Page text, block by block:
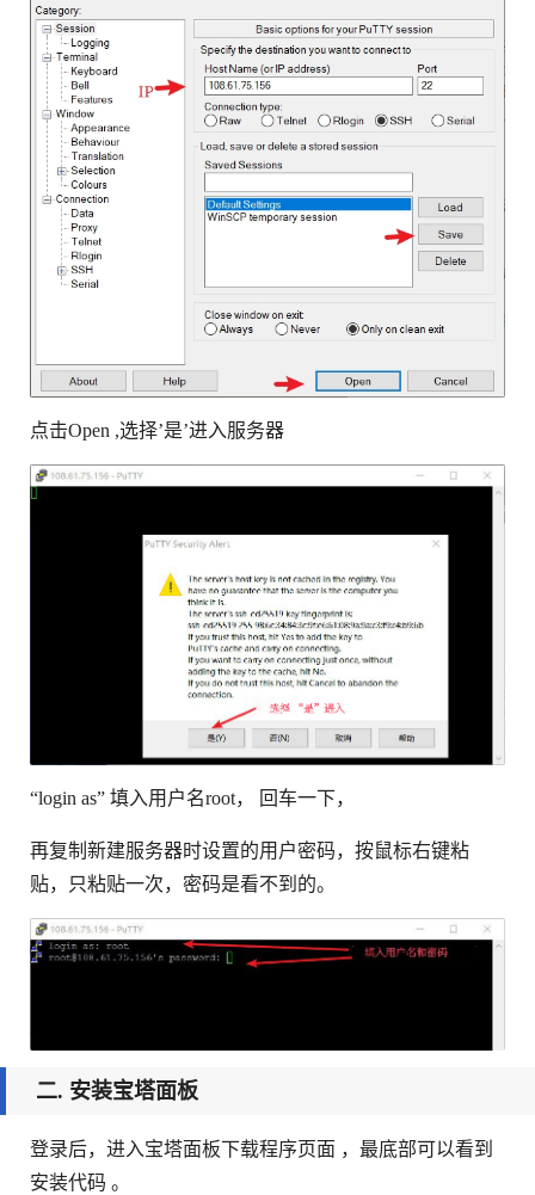
点击Open ,选择’是’进入服务器
“login as” 填入用户名root， 回车一下，
再复制新建服务器时设置的用户密码，按鼠标右键粘
贴，只粘贴一次，密码是看不到的。
二. 安装宝塔面板
登录后，进入宝塔面板下载程序页面 ，最底部可以看到
安装代码 。